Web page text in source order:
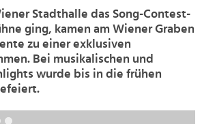
Stadthalle das Song-Contest-
ging, kamen am Wiener Graben
zu einer exklusiven
Bei musikalischen und
wurde bis in die frühen